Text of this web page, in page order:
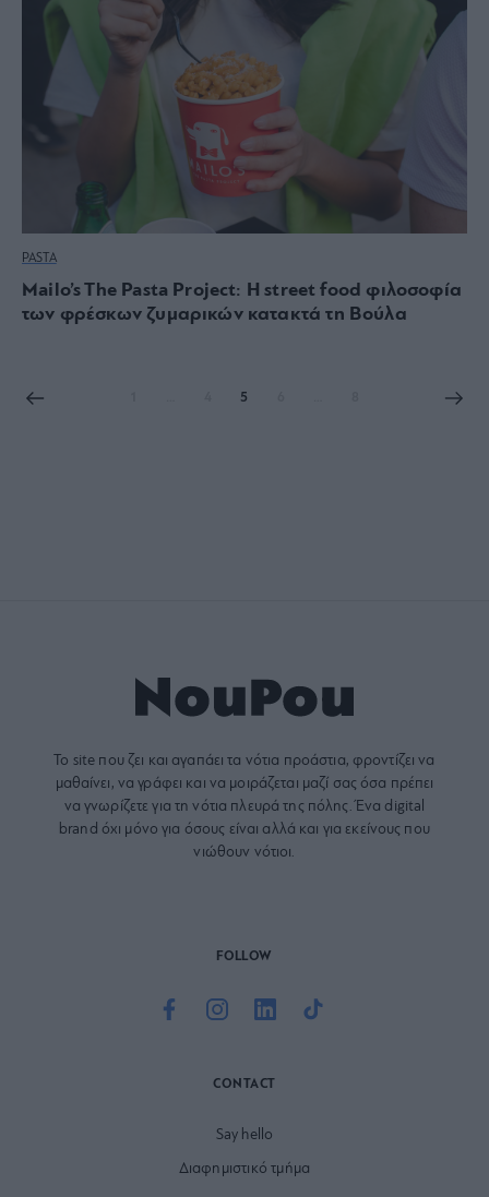
PASTA
Mailo’s The Pasta Project: Η street food φιλοσοφία
των φρέσκων ζυμαρικών κατακτά τη Βούλα
5
Το site που ζει και αγαπάει τα νότια προάστια, φροντίζει να
μαθαίνει, να γράφει και να μοιράζεται μαζί σας όσα πρέπει
να γνωρίζετε για τη νότια πλευρά της πόλης. Ένα digital
brand όχι μόνο για όσους είναι αλλά και για εκείνους που
νιώθουν νότιοι.
FOLLOW
CONTACT
Say hello
Διαφημιστικό τμήμα